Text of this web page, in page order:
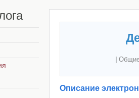
Описание